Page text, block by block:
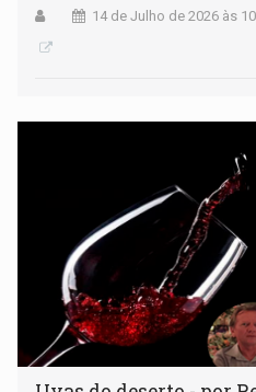
14 de Julho de 2026 às